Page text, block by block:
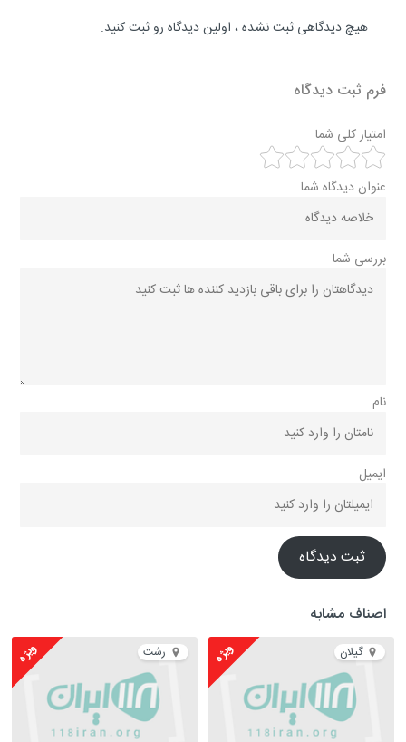
هیچ دیدگاهی ثبت نشده ، اولین دیدگاه رو ثبت کنید.
فرم ثبت دیدگاه
امتیاز کلی شما
عنوان دیدگاه شما
بررسی شما
نام
ایمیل
ثبت دیدگاه
اصناف مشابه
گیلان ویژه رشت ویژه